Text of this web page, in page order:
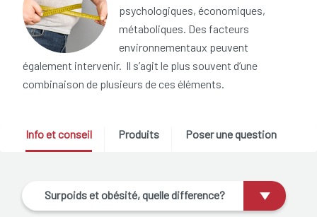
psychologiques, économiques,
métaboliques. Des facteurs
environnementaux peuvent
également intervenir. Il s’agit le plus souvent d’une
combinaison de plusieurs de ces éléments.
Info et conseil Produits Poser une question
Surpoids et obésité, quelle difference?